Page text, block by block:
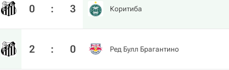
0 : 3 Коритиба
2 : 0 Ред Булл Брагантино